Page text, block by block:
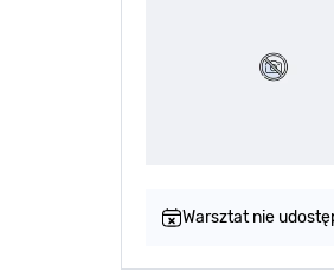
Warsztat nie